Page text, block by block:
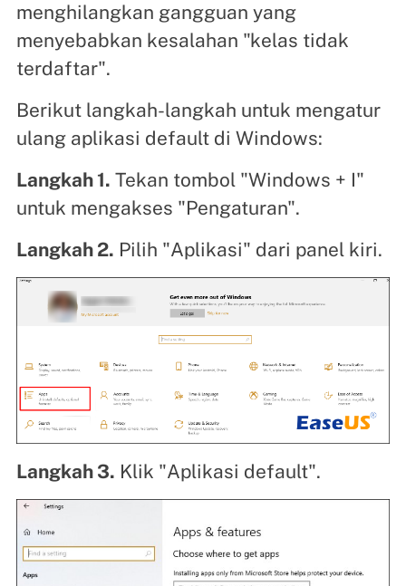
menghilangkan gangguan yang
menyebabkan kesalahan "kelas tidak
terdaftar".
Berikut langkah-langkah untuk mengatur
ulang aplikasi default di Windows:
Langkah 1. Tekan tombol "Windows + I"
untuk mengakses "Pengaturan".
Langkah 2. Pilih "Aplikasi" dari panel kiri.
Langkah 3. Klik "Aplikasi default".